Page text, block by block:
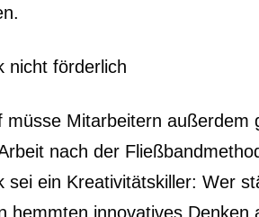
nicht förderlich
müsse Mitarbeitern
nach der
sei ein Kreativitätskiller: Wer
hemmten innovatives